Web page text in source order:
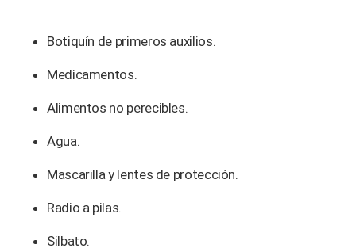
Botiquín de primeros auxilios.
Medicamentos.
Alimentos no perecibles.
Agua.
Mascarilla y lentes de protección.
Radio a pilas.
Silbato.